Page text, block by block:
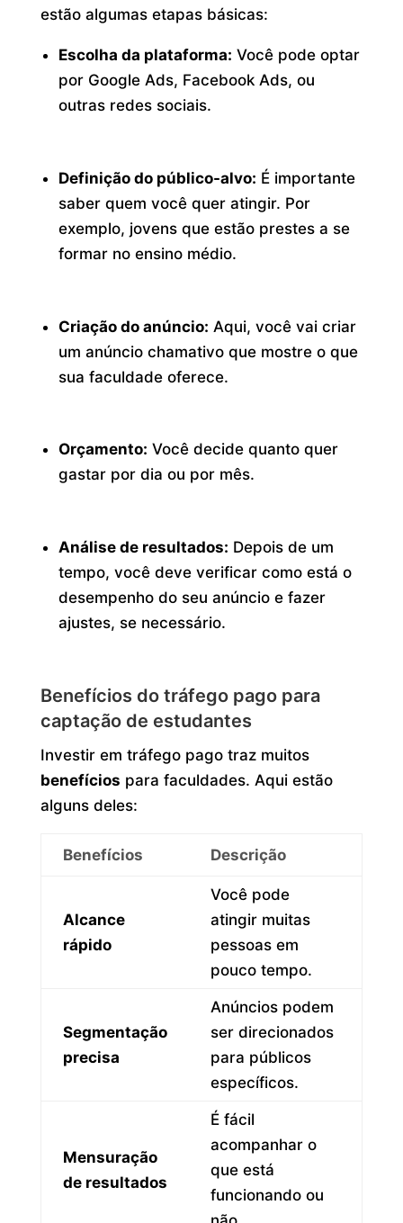
estão algumas etapas básicas:
Escolha da plataforma: Você pode optar
por Google Ads, Facebook Ads, ou
outras redes sociais.
Definição do público-alvo: É importante
saber quem você quer atingir. Por
exemplo, jovens que estão prestes a se
formar no ensino médio.
Criação do anúncio: Aqui, você vai criar
um anúncio chamativo que mostre o que
sua faculdade oferece.
Orçamento: Você decide quanto quer
gastar por dia ou por mês.
Análise de resultados: Depois de um
tempo, você deve verificar como está o
desempenho do seu anúncio e fazer
ajustes, se necessário.
Benefícios do tráfego pago para
captação de estudantes
Investir em tráfego pago traz muitos
benefícios para faculdades. Aqui estão
alguns deles:
Benefícios Descrição
Alcance
rápido
Você pode
atingir muitas
pessoas em
pouco tempo.
Segmentação
precisa
Anúncios podem
ser direcionados
para públicos
específicos.
Mensuração
de resultados
É fácil
acompanhar o
que está
funcionando ou